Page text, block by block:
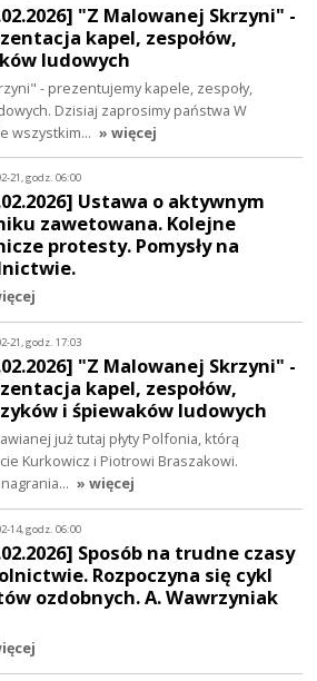
"Z Malowanej Skrzyni" -
kapel, zespołów,
ludowych
- prezentujemy kapele, zespoły,
Dzisiaj zaprosimy państwa W
wszystkim… » więcej
21, godz. 06:00
Ustawa o aktywnym
zawetowana. Kolejne
protesty. Pomysły na
21, godz. 17:03
"Z Malowanej Skrzyni" -
kapel, zespołów,
i śpiewaków ludowych
już tutaj płyty Polfonia, którą
Kurkowicz i Piotrowi Braszakowi.
» więcej
14, godz. 06:00
Sposób na trudne czasy
Rozpoczyna się cykl
ozdobnych. A. Wawrzyniak